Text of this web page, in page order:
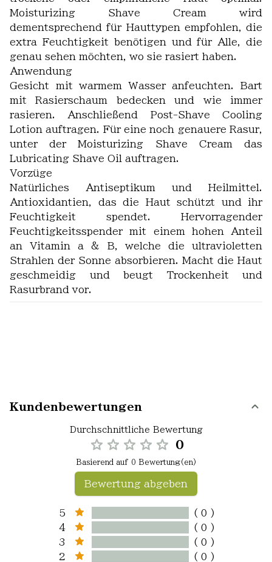
Moisturizing Shave Cream wird
dementsprechend für Hauttypen empfohlen, die
extra Feuchtigkeit benötigen und für Alle, die
genau sehen möchten, wo sie rasiert haben.
Anwendung
Gesicht mit warmem Wasser anfeuchten. Bart
mit Rasierschaum bedecken und wie immer
rasieren. Anschließend Post-Shave Cooling
Lotion auftragen. Für eine noch genauere Rasur,
unter der Moisturizing Shave Cream das
Lubricating Shave Oil auftragen.
Vorzüge
Natürliches Antiseptikum und Heilmittel.
Antioxidantien, das die Haut schützt und ihr
Feuchtigkeit spendet. Hervorragender
Feuchtigkeitsspender mit einem hohen Anteil
an Vitamin a & B, welche die ultravioletten
Strahlen der Sonne absorbieren. Macht die Haut
geschmeidig und beugt Trockenheit und
Rasurbrand vor.
Kundenbewertungen
Durchschnittliche Bewertung
0
Basierend auf 0 Bewertung(en)
Bewertung abgeben
5
( 0 )
4
( 0 )
3
( 0 )
2
( 0 )